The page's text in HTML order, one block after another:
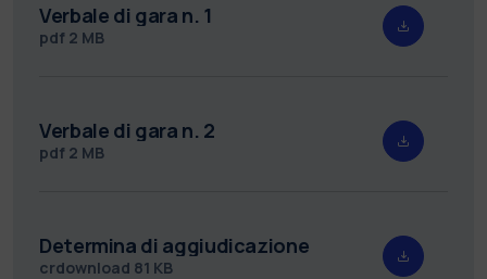
Verbale di gara n. 1
pdf 2 MB
Verbale di gara n. 2
pdf 2 MB
Determina di aggiudicazione
crdownload 81 KB